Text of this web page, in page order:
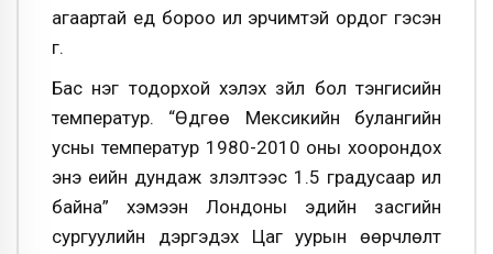
агаартай үед бороо илүү эрчимтэй ордог гэсэн
үг.
Бас нэг тодорхой хэлэх зүйл бол тэнгисийн
температур. “Өдгөө Мексикийн булангийн
усны температур 1980-2010 оны хоорондох
энэ үеийн дундаж үзүүлэлтээс 1.5 градусаар илүү
байна” хэмээн Лондоны эдийн засгийн
сургуулийн дэргэдэх Цаг уурын өөрчлөлт